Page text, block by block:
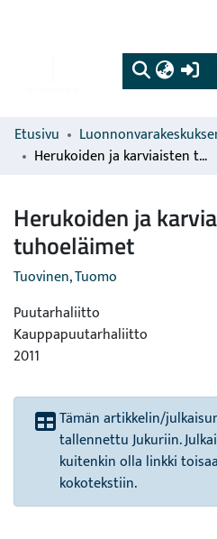
Etusivu
Herukoiden ja karviaisten tuhoeläimet
Herukoiden ja
tuhoeläimet
Tuovinen, Tuomo
Puutarhaliitto
Kauppapuutarhaliitto
2011
Tämän artikkelin/
tallennettu Jukuriin.
kuitenkin olla linkki
kokotekstiin.